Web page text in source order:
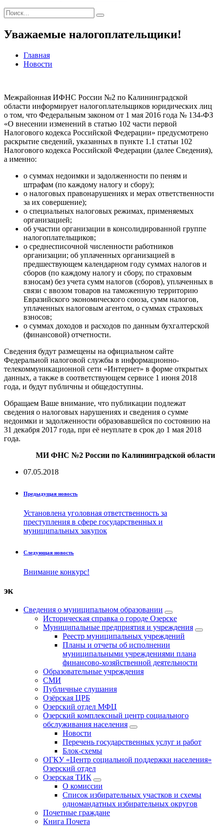
Уважаемые налогоплательщики!
Главная
Новости
Межрайонная ИФНС России №2 по Калининградской
области информирует налогоплательщиков юридических лиц
о том, что Федеральным законом от 1 мая 2016 года № 134-ФЗ
«О внесении изменений в статью 102 части первой
Налогового кодекса Российской Федерации» предусмотрено
раскрытие сведений, указанных в пункте 1.1 статьи 102
Налогового кодекса Российской Федерации (далее Сведения),
а именно:
о суммах недоимки и задолженности по пеням и
штрафам (по каждому налогу и сбору);
о налоговых правонарушениях и мерах ответственности
за их совершение);
о специальных налоговых режимах, применяемых
организацией;
об участии организации в консолидированной группе
налогоплательщиков;
о среднесписочной численности работников
организации; об уплаченных организацией в
предшествующем календарном году суммах налогов и
сборов (по каждому налогу и сбору, по страховым
взносам) без учета сумм налогов (сборов), уплаченных в
связи с ввозом товаров на таможенную территорию
Евразийского экономического союза, сумм налогов,
уплаченных налоговым агентом, о суммах страховых
взносов;
о суммах доходов и расходов по данным бухгалтерской
(финансовой) отчетности.
Сведения будут размещены на официальном сайте
Федеральной налоговой службы в информационно-
телекоммуникационной сети «Интернет» в форме открытых
данных, а также в соответствующем сервисе 1 июня 2018
года, и будут публичны и общедоступны.
Обращаем Ваше внимание, что публикации подлежат
сведения о налоговых нарушениях и сведения о сумме
недоимки и задолженности образовавшейся по состоянию на
31 декабря 2017 года, при её неуплате в срок до 1 мая 2018
года.
МИ ФНС №2 России по Калининградской области
07.05.2018
Предыдущая новость
Установлена уголовная ответственность за
преступления в сфере государственных и
муниципальных закупок
Следующая новость
Внимание конкурс!
эк
Сведения о муниципальном образовании
Историческая справка о городе Озерске
Муниципальные предприятия и учреждения
Реестр муниципальных учреждений
Планы и отчеты об исполнении
муниципальными учреждениями плана
финансово-хозяйственной деятельности
Образовательные учреждения
СМИ
Публичные слушания
Озёрская ЦРБ
Озерский отдел МФЦ
Озерский комплексный центр социального
обслуживания населения
Новости
Перечень государственных услуг и работ
Блок-схемы
ОГКУ «Центр социальной поддержки населения»
Озерский отдел
Озерская ТИК
О комиссии
Список избирательных участков и схемы
одномандатных избирательных округов
Почетные граждане
Книга Почета